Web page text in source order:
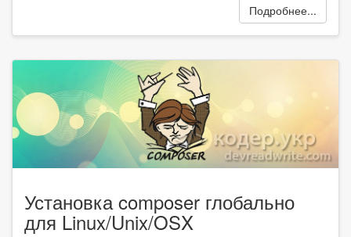
Подробнее...
Установка composer глобально
для Linux/Unix/OSX